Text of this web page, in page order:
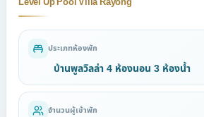
ประเภทห้องพัก
บ้านพูลวิลล่า 4 ห้องนอน 3 ห้องน้ำ
จำนวนผู้เข้าพัก